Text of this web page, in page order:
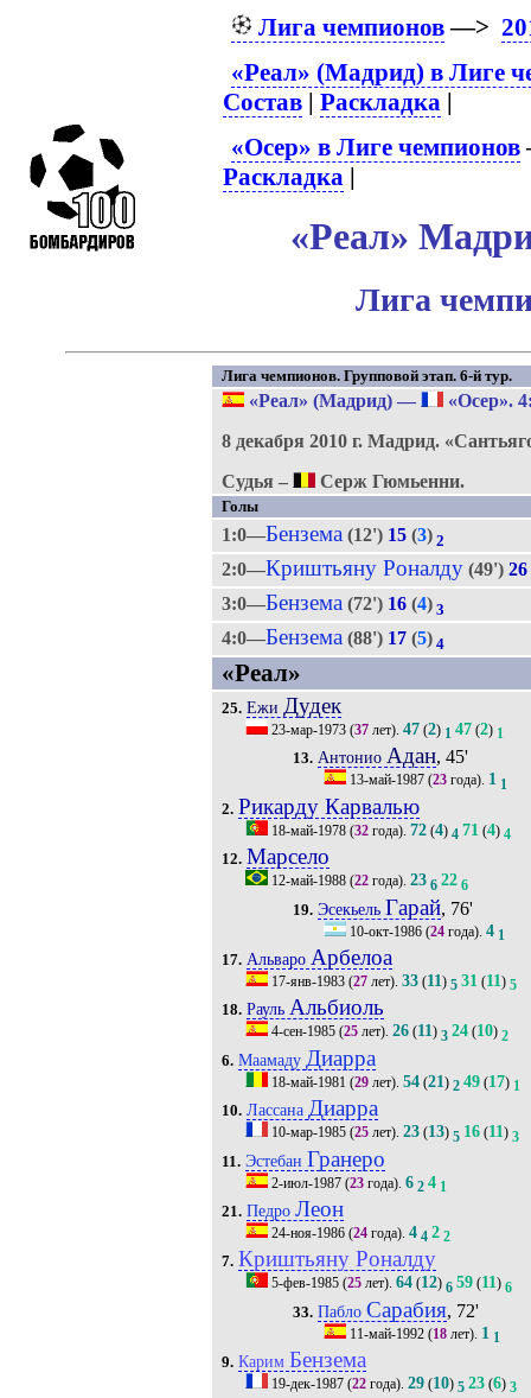
Лига чемпионов—>
«Реал» (Мадрид) в Лиге
Состав |Раскладка |
«Осер» в Лиге чемпионов
Раскладка |
«Реал»
Лига
Лига чемпионов. Групповой этап. 6-й тур.
«Реал» (Мадрид)— «Осер».
8 декабря 2010 г. Мадрид.
Судья –
Серж Гюмьенни.
Голы
1:0—Бензема (12') 15(3) 2
2:0—Криштьяну Роналду(49') 26
3:0—Бензема (72') 16(4) 3
4:0—Бензема (88') 17(5) 4
«Реал»
25. Ежи Дудек
23-мар-1973(37лет). 47(2) 1 47(2) 1
13. Антонио Адан, 45'
13-май-1987 (23 года). 1 1
2. Рикарду Карвалью
18-май-1978(32года). 72(4) 4 71 (4) 4
12. Марсело
12-май-1988(22года). 23 6 22 6
19. Эсекьель Гарай, 76'
10-окт-1986 (24 года).4 1
17. Альваро Арбелоа
17-янв-1983(27лет). 33(11) 5 31(11) 5
18. Рауль Альбиоль
4-сен-1985(25лет). 26(11) 3 24(10) 2
6. Маамаду Диарра
18-май-1981 (29лет). 54(21) 2 49(17) 1
10. Лассана Диарра
10-мар-1985(25лет). 23(13) 5 16(11) 3
11. Эстебан Гранеро
2-июл-1987(23года). 6 2 4 1
21. Педро Леон
24-ноя-1986(24года). 4 4 2 2
7. Криштьяну Роналду
5-фев-1985(25лет). 64(12) 6 59(11) 6
33. Пабло Сарабия, 72'
11-май-1992 (18 лет). 1 1
9. Карим Бензема
19-дек-1987(22года). 29(10) 5 23(6) 3